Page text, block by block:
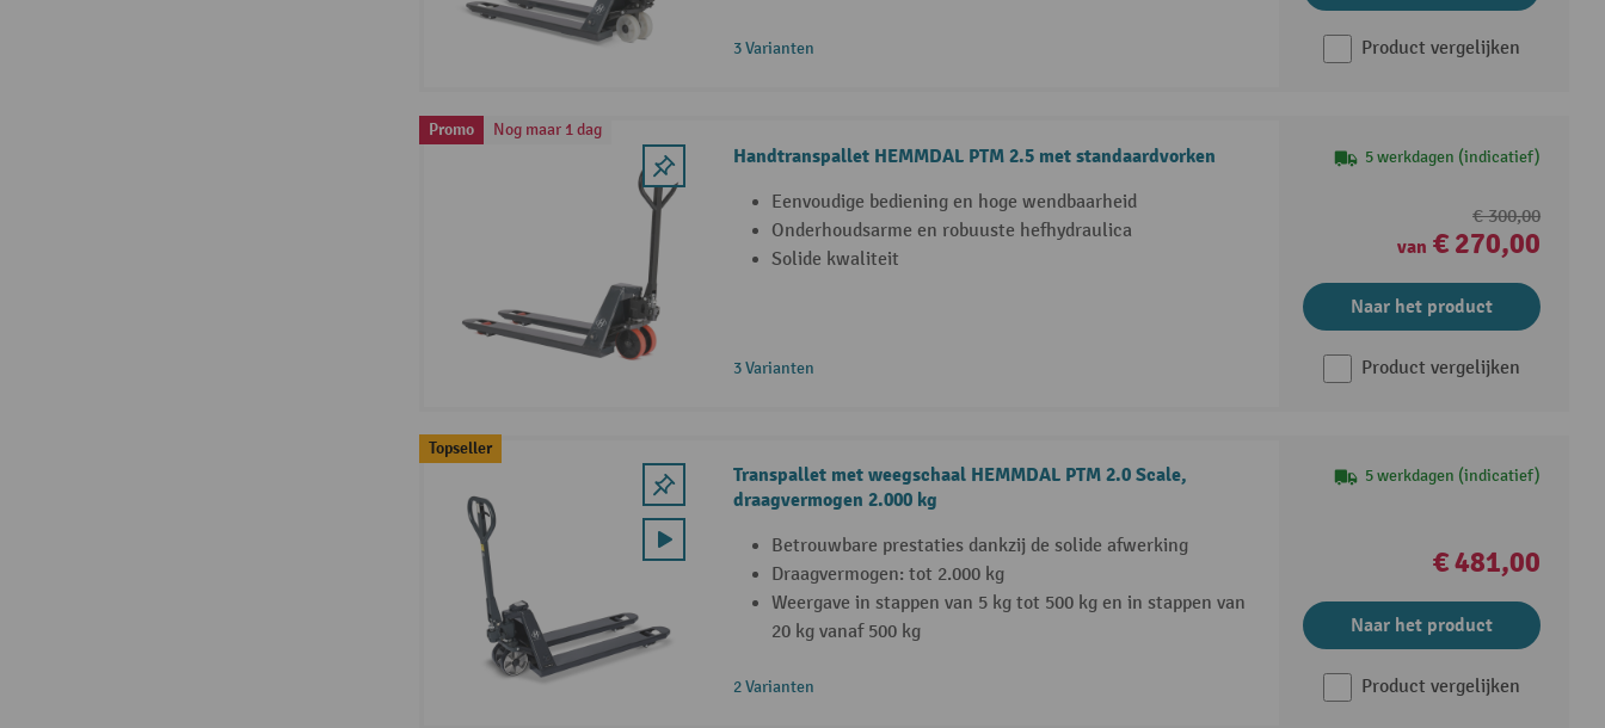
3 Varianten Product vergelijken
Promo Nog maar 1 dag
Handtranspallet HEMMDAL PTM 2.5 met standaardvorken
Eenvoudige bediening en hoge wendbaarheid
Onderhoudsarme en robuuste hefhydraulica
Solide kwaliteit
3 Varianten
5 werkdagen (indicatief)
€ 300,00
van € 270,00
Naar het product
Product vergelijken
Topseller
Transpallet met weegschaal HEMMDAL PTM 2.0 Scale,
draagvermogen 2.000 kg
Betrouwbare prestaties dankzij de solide afwerking
Draagvermogen: tot 2.000 kg
Weergave in stappen van 5 kg tot 500 kg en in stappen van
20 kg vanaf 500 kg
2 Varianten
5 werkdagen (indicatief)
€ 481,00
Naar het product
Product vergelijken